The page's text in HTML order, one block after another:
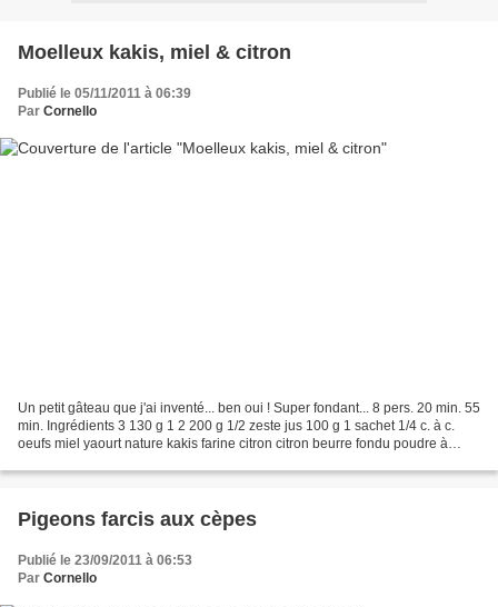
Moelleux kakis, miel & citron
Publié le 05/11/2011 à 06:39
Par Cornello
Un petit gâteau que j'ai inventé... ben oui ! Super fondant... 8 pers. 20 min. 55
min. Ingrédients 3 130 g 1 2 200 g 1/2 zeste jus 100 g 1 sachet 1/4 c. à c.
oeufs miel yaourt nature kakis farine citron citron beurre fondu poudre à
Pigeons farcis aux cèpes
Publié le 23/09/2011 à 06:53
Par Cornello